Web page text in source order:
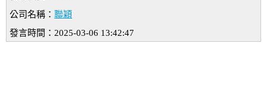
公司名稱： 聯穎
發言時間：2025-03-06 13:42:47